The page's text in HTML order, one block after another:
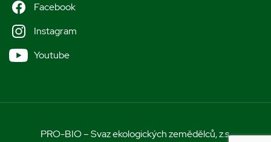
Facebook
Instagram
Youtube
PRO-BIO – Svaz ekologických zemědělců, z.s.